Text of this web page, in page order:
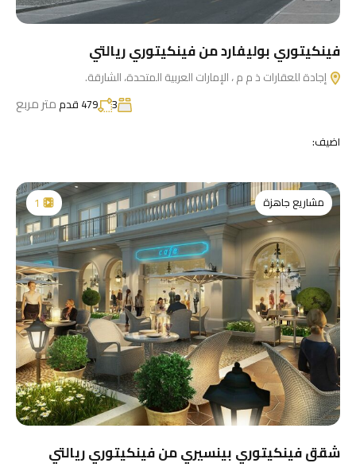
فينكيتوري بوليفارد من فينكيتوري ريالتي
إجادة للعقارات ذ م م ، الإمارات العربية المتحدة، الشارقة.
3 479 قدم متر مربع
اضيف:
مشاريع جاهزة 1
شقق فينكيتوري بينسيري من فينكيتوري ريالتي